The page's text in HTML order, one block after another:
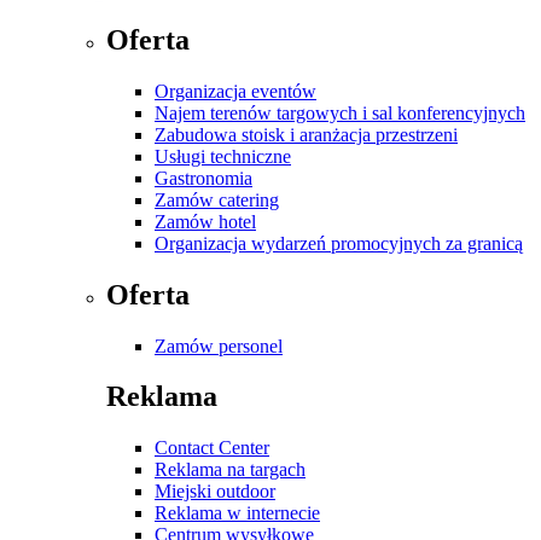
Oferta
Organizacja eventów
Najem terenów targowych i sal konferencyjnych
Zabudowa stoisk i aranżacja przestrzeni
Usługi techniczne
Gastronomia
Zamów catering
Zamów hotel
Organizacja wydarzeń promocyjnych za granicą
Oferta
Zamów personel
Reklama
Contact Center
Reklama na targach
Miejski outdoor
Reklama w internecie
Centrum wysyłkowe